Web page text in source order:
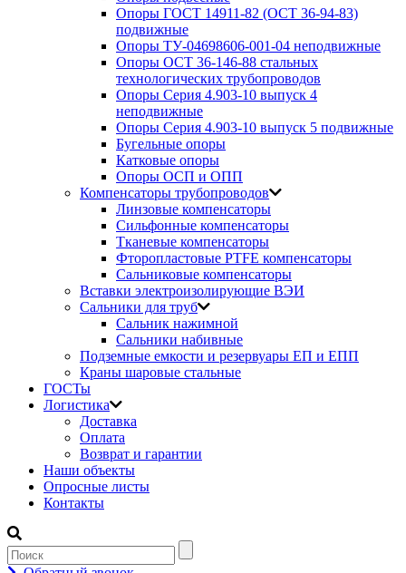
Опоры ГОСТ 14911-82 (ОСТ 36-94-83)
подвижные
Опоры ТУ-04698606-001-04 неподвижные
Опоры ОСТ 36-146-88 стальных
технологических трубопроводов
Опоры Серия 4.903-10 выпуск 4
неподвижные
Опоры Серия 4.903-10 выпуск 5 подвижные
Бугельные опоры
Катковые опоры
Опоры ОСП и ОПП
Компенсаторы трубопроводов
Линзовые компенсаторы
Сильфонные компенсаторы
Тканевые компенсаторы
Фторопластовые PTFE компенсаторы
Сальниковые компенсаторы
Вставки электроизолирующие ВЭИ
Сальники для труб
Сальник нажимной
Сальники набивные
Подземные емкости и резервуары ЕП и ЕПП
Краны шаровые стальные
ГОСТы
Логистика
Доставка
Оплата
Возврат и гарантии
Наши объекты
Опросные листы
Контакты